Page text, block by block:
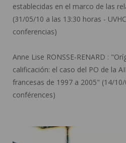
establecidas en el marco de las
(31/05/10 a las 13:30 horas -
conferencias)
Anne Lise RONSSE-RENARD :
calificación: el caso del PO de la
francesas de 1997 a 2005" (14/10/
conférences)
Hacer una tesis ">